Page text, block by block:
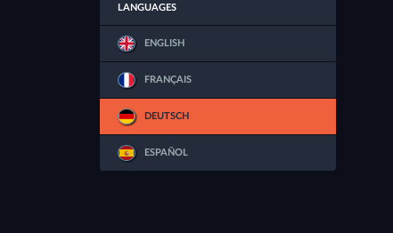
LANGUAGES
ENGLISH
FRANÇAIS
DEUTSCH
ESPAÑOL